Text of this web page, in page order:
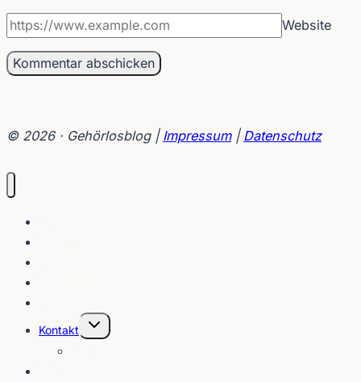
Website
© 2026 · Gehörlosblog | Impressum| Datenschutz
Kontakt
Untermenü
umschalten